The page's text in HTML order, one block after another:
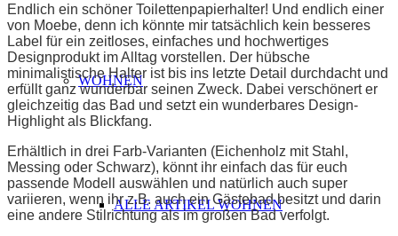
WOHNEN
ALLE ARTIKEL WOHNEN
Endlich ein schöner Toilettenpapierhalter! Und endlich einer
von Moebe, denn ich könnte mir tatsächlich kein besseres
Label für ein zeitloses, einfaches und hochwertiges
Designprodukt im Alltag vorstellen. Der hübsche
minimalistische Halter ist bis ins letzte Detail durchdacht und
erfüllt ganz wunderbar seinen Zweck. Dabei verschönert er
gleichzeitig das Bad und setzt ein wunderbares Design-
Highlight als Blickfang.
Erhältlich in drei Farb-Varianten (Eichenholz mit Stahl,
Messing oder Schwarz), könnt ihr einfach das für euch
passende Modell auswählen und natürlich auch super
variieren, wenn ihr z.B. auch ein Gästebad besitzt und darin
eine andere Stilrichtung als im großen Bad verfolgt.